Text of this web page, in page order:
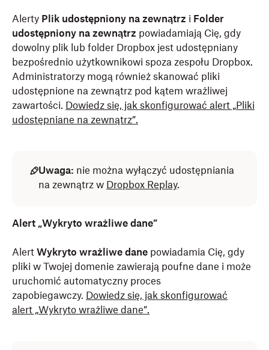
Alerty Plik udostępniony na zewnątrz i Folder
udostępniony na zewnątrz powiadamiają Cię, gdy
dowolny plik lub folder Dropbox jest udostępniany
bezpośrednio użytkownikowi spoza zespołu Dropbox.
Administratorzy mogą również skanować pliki
udostępnione na zewnątrz pod kątem wrażliwej
zawartości. Dowiedz się, jak skonfigurować alert „Pliki
udostępniane na zewnątrz”.
Uwaga: nie można wyłączyć udostępniania
na zewnątrz w Dropbox Replay.
Alert „Wykryto wrażliwe dane”
Alert Wykryto wrażliwe dane powiadamia Cię, gdy
pliki w Twojej domenie zawierają poufne dane i może
uruchomić automatyczny proces
zapobiegawczy. Dowiedz się, jak skonfigurować
alert „Wykryto wrażliwe dane”.